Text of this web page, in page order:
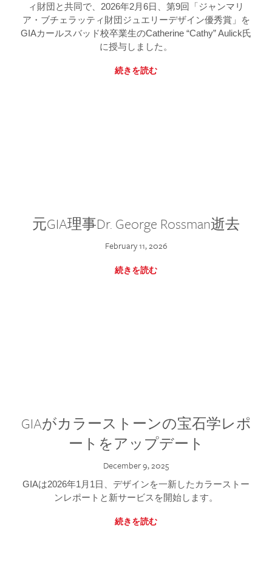
ィ財団と共同で、2026年2月6日、第9回「ジャンマリ
ア・ブチェラッティ財団ジュエリーデザイン優秀賞」を
GIAカールスバッド校卒業生のCatherine “Cathy” Aulick氏
に授与しました。
続きを読む
元GIA理事Dr. George Rossman逝去
February 11, 2026
続きを読む
GIAがカラーストーンの宝石学レポ
ートをアップデート
December 9, 2025
GIAは2026年1月1日、デザインを一新したカラーストー
ンレポートと新サービスを開始します。
続きを読む